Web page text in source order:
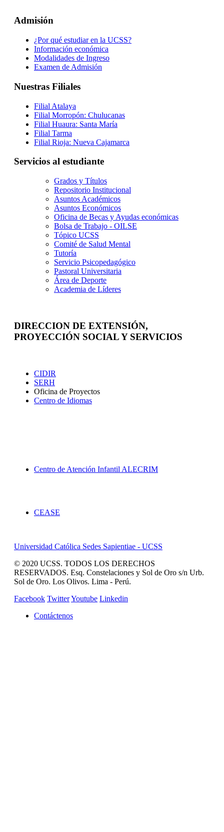
Admisión
¿Por qué estudiar en la UCSS?
Información económica
Modalidades de Ingreso
Examen de Admisión
Nuestras Filiales
Filial Atalaya
Filial Morropón: Chulucanas
Filial Huaura: Santa María
Filial Tarma
Filial Rioja: Nueva Cajamarca
Servicios al estudiante
Grados y Títulos
Repositorio Institucional
Asuntos Académicos
Asuntos Económicos
Oficina de Becas y Ayudas económicas
Bolsa de Trabajo - OILSE
Tópico UCSS
Comité de Salud Mental
Tutoría
Servicio Psicopedagógico
Pastoral Universitaria
Área de Deporte
Academia de Líderes
DIRECCION DE EXTENSIÓN,
PROYECCIÓN SOCIAL Y SERVICIOS
CIDIR
SERH
Oficina de Proyectos
Centro de Idiomas
Centro de Atención Infantil ALECRIM
CEASE
Universidad Católica Sedes Sapientiae - UCSS
© 2020 UCSS. TODOS LOS DERECHOS
RESERVADOS. Esq. Constelaciones y Sol de Oro s/n Urb.
Sol de Oro. Los Olivos. Lima - Perú.
Facebook TwitterYoutube Linkedin
Contáctenos